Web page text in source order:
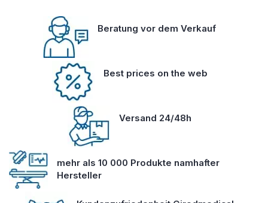
Beratung vor dem Verkauf
Best prices on the web
Versand 24/48h
mehr als 10 000 Produkte namhafter
Hersteller